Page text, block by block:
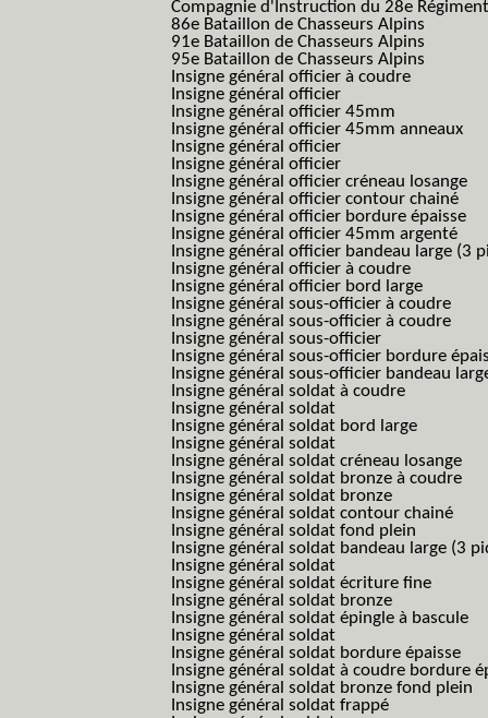
Compagnie d'Instruction du 28e
86e Bataillon de Chasseurs Alpins
91e Bataillon de Chasseurs Alpins
95e Bataillon de Chasseurs Alpins
Insigne général officier à coudre
Insigne général officier
Insigne général officier 45mm
Insigne général officier 45mm anneaux
Insigne général officier
Insigne général officier
Insigne général officier créneau losange
Insigne général officier contour chainé
Insigne général officier bordure épaisse
Insigne général officier 45mm argenté
Insigne général officier bandeau large (3
Insigne général officier à coudre
Insigne général officier bord large
Insigne général sous-officier à coudre
Insigne général sous-officier à coudre
Insigne général sous-officier
Insigne général sous-officier bordure
Insigne général sous-officier bandeau
Insigne général soldat à coudre
Insigne général soldat
Insigne général soldat bord large
Insigne général soldat
Insigne général soldat créneau losange
Insigne général soldat bronze à coudre
Insigne général soldat bronze
Insigne général soldat contour chainé
Insigne général soldat fond plein
Insigne général soldat bandeau large (3
Insigne général soldat
Insigne général soldat écriture fine
Insigne général soldat bronze
Insigne général soldat épingle à bascule
Insigne général soldat
Insigne général soldat bordure épaisse
Insigne général soldat à coudre bordure
Insigne général soldat bronze fond plein
Insigne général soldat frappé